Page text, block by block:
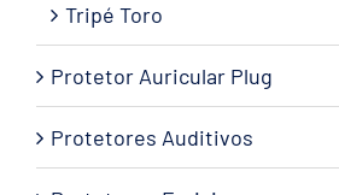
Tripé Toro
Protetor Auricular Plug
Protetores Auditivos